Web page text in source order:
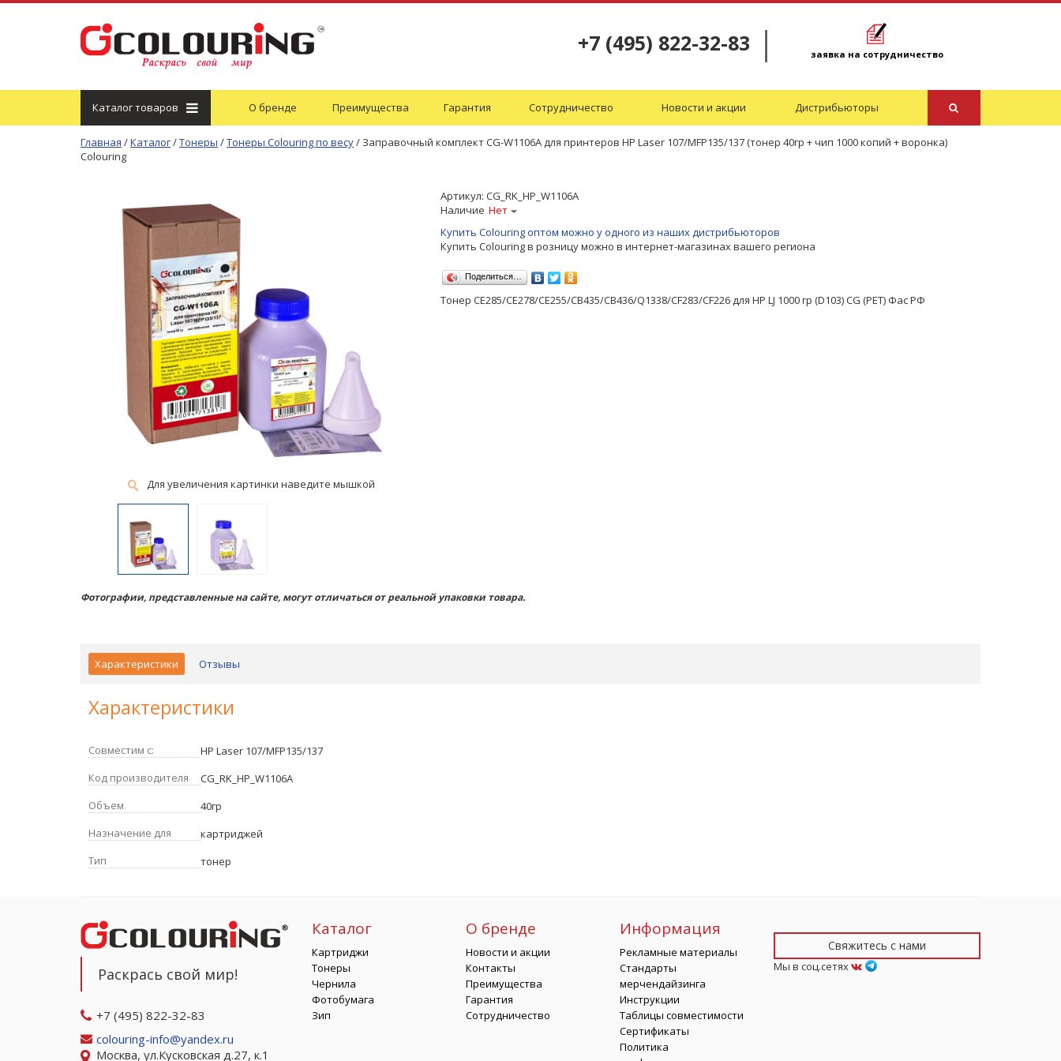
+7 (495) 822-32-83 заявка на сотрудничество
Каталогтоваров О бренде Преимущества Гарантия Сотрудничество Новости и акции Дистрибьюторы
Главная /Каталог/Тонеры /Тонеры Colouring по весу/ Заправочный комплект CG-W1106A для принтеров HP Laser 107/MFP135/137 (тонер 40гр + чип 1000 копий + воронка)
Colouring
Для увеличения картинки наведите мышкой
Артикул: CG_RK_HP_W1106A
Наличие Нет
Купить Colouring оптом можно у одного из наших дистрибьюторов
Купить Colouring в розницу можно в интернет-магазинах вашего региона
Поделиться…
Тонер CE285/CE278/CE255/CB435/CB436/Q1338/CF283/CF226 для HP LJ 1000 гр (D103) CG (PET) Фас РФ
Фотографии, представленные на сайте, могут отличаться от реальной упаковки товара.
Характеристики Отзывы
Характеристики
Совместим с:
HP Laser 107/MFP135/137
Код производителя
CG_RK_HP_W1106A
Объем
40гр
Назначение для
картриджей
Тип
тонер
Раскрась свой мир!
+7 (495) 822-32-83
colouring-info@yandex.ru
Москва, ул.Кусковская д.27, к.1
Каталог
Картриджи
Тонеры
Чернила
Фотобумага
Зип
О бренде
Новости и акции
Контакты
Преимущества
Гарантия
Сотрудничество
Информация
Рекламные материалы
Стандарты
мерчендайзинга
Инструкции
Таблицы совместимости
Сертификаты
Политика
Свяжитесь с нами
Мы в соц.сетях